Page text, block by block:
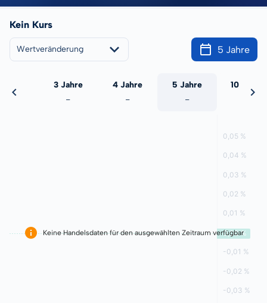
Kein Kurs
Wertveränderung 5 Jahre
3 Jahre
-
4 Jahre
-
5 Jahre
-
10 Jahre
Keine Handelsdaten für den ausgewählten Zeitraum verfügbar